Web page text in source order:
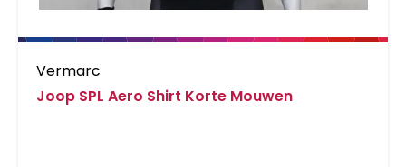
Vermarc
Joop SPL Aero Shirt Korte Mouwen